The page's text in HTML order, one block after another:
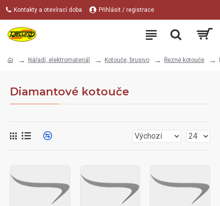
Kontakty a otevírací doba Přihlásit / registrace
Nářadí, elektromateriál Kotouče, brusivo Řezné kotouče
Diamantové kotouče